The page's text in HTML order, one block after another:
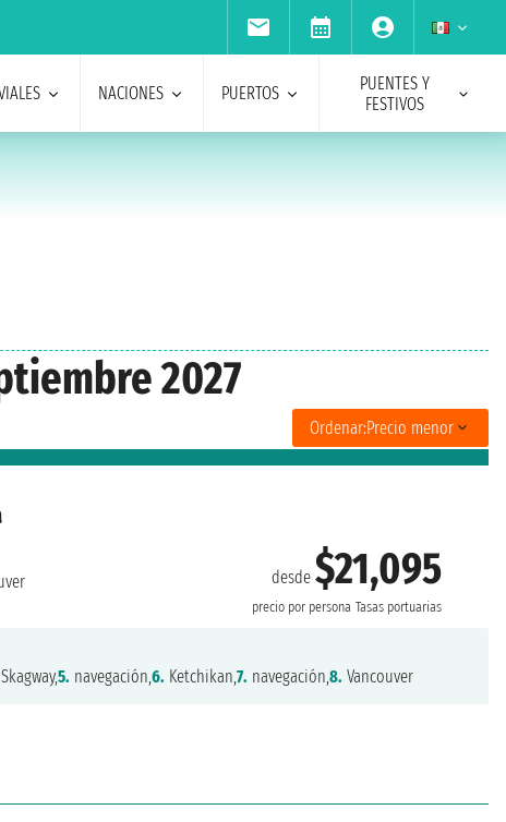
NACIONES PUERTOS
PUENTES Y
FESTIVOS
2027
Ordenar:Precio menor
desde$21,095
precio por persona Tasas portuarias
Skagway,5. navegación,6. Ketchikan,7. navegación,8. Vancouver